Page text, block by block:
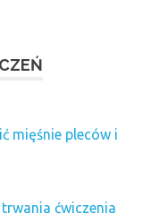
mięśnie pleców i
ćwiczenia